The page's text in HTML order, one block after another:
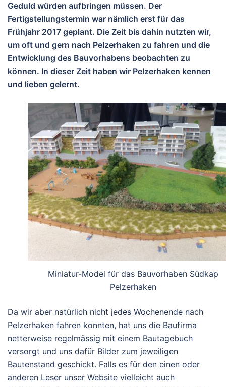
Geduld würden aufbringen müssen. Der
Fertigstellungstermin war nämlich erst für das
Frühjahr 2017 geplant. Die Zeit bis dahin nutzten wir,
um oft und gern nach Pelzerhaken zu fahren und die
Entwicklung des Bauvorhabens beobachten zu
können. In dieser Zeit haben wir Pelzerhaken kennen
und lieben gelernt.
Miniatur-Model für das Bauvorhaben Südkap
Pelzerhaken
Da wir aber natürlich nicht jedes Wochenende nach
Pelzerhaken fahren konnten, hat uns die Baufirma
netterweise regelmässig mit einem Bautagebuch
versorgt und uns dafür Bilder zum jeweiligen
Bautenstand geschickt. Falls es für den einen oder
anderen Leser unser Website vielleicht auch